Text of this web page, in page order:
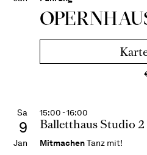
Sa
9
Jan
15:00 - 16:00
Balletthaus Studio 2
MitmachenTanz mit!